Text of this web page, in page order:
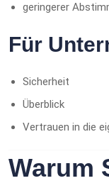
geringerer
Für
Sicherheit
Überblick
Vertrauen in die
Warum